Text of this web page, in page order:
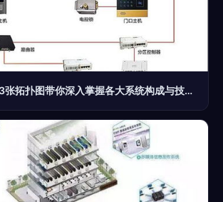
弱电工程必看 23张拓扑图带你深入掌握各大系统构成与技术特点